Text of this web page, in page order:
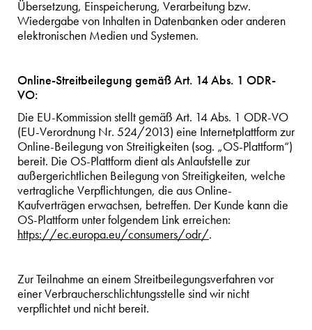
Übersetzung, Einspeicherung, Verarbeitung bzw.
Wiedergabe von Inhalten in Datenbanken oder anderen
elektronischen Medien und Systemen.
Online-Streitbeilegung gemäß Art. 14 Abs. 1 ODR-
VO:
Die EU-Kommission stellt gemäß Art. 14 Abs. 1 ODR-VO
(EU-Verordnung Nr. 524/2013) eine Internetplattform zur
Online-Beilegung von Streitigkeiten (sog. „OS-Plattform“)
bereit. Die OS-Plattform dient als Anlaufstelle zur
außergerichtlichen Beilegung von Streitigkeiten, welche
vertragliche Verpflichtungen, die aus Online-
Kaufverträgen erwachsen, betreffen. Der Kunde kann die
OS-Plattform unter folgendem Link erreichen:
https://ec.europa.eu/consumers/odr/.
Zur Teilnahme an einem Streitbeilegungsverfahren vor
einer Verbraucherschlichtungsstelle sind wir nicht
verpflichtet und nicht bereit.